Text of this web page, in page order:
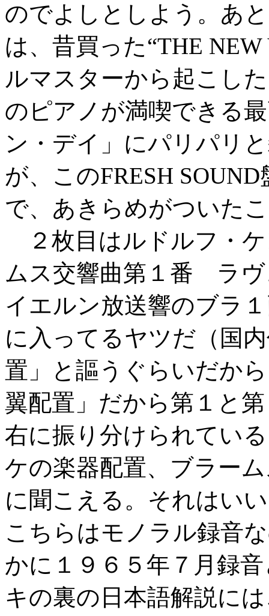
のでよしとしよう。あ
は、昔買った“THE
ルマスターから起こし
のピアノが満喫できる
ン・デイ」にパリパリ
が、このFRESH
で、あきらめがついた
２枚目はルドルフ・ケ
ムス交響曲第１番 ラヴ
イエルン放送響のブラ
に入ってるヤツだ（国
置」と謳うぐらいだか
翼配置」だから第１と
右に振り分けられてい
ケの楽器配置、ブラー
に聞こえる。それはい
こちらはモノラル録音
かに１９６５年７月録
キの裏の日本語解説に